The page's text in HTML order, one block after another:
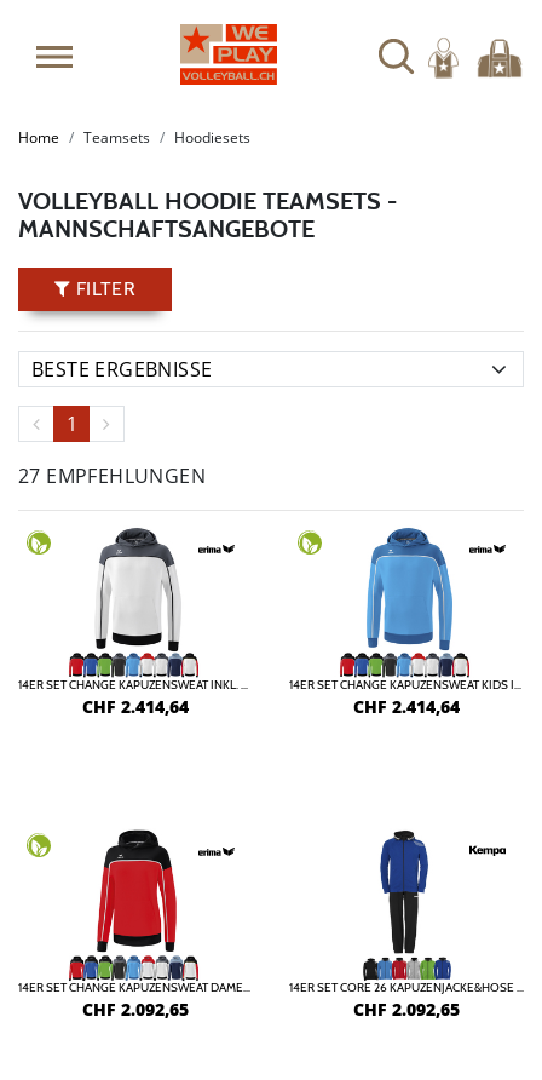
Home Teamsets Hoodiesets
VOLLEYBALL HOODIE TEAMSETS -
MANNSCHAFTSANGEBOTE
FILTER
1
27 EMPFEHLUNGEN
14ER SET CHANGE KAPUZENSWEAT INKL. DRUCK
CHF 2.414,64
14ER SET CHANGE KAPUZENSWEAT KIDS INKL. DRUCK
CHF 2.414,64
14ER SET CHANGE KAPUZENSWEAT DAMEN INKL. DRUCK
CHF 2.092,65
14ER SET CORE 26 KAPUZENJACKE&HOSE INKL. DRUCK
CHF 2.092,65